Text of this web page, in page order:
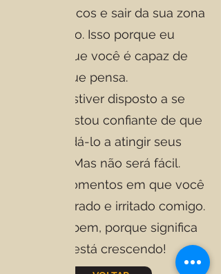
assumir riscos e sair da sua zona
de conforto. Isso porque eu
acredito que você é capaz de
mais do que pensa.
Se você estiver disposto a se
esforçar, estou confiante de que
posso ajudá-lo a atingir seus
objetivos. Mas não será fácil.
Haverá momentos em que você
ficará frustrado e irritado comigo.
Mas tudo bem, porque significa
que você está crescendo!